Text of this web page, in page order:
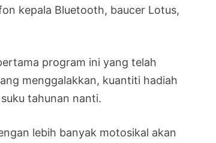
kepala Bluetooth, baucer Lotus,
program ini yang telah
menggalakkan, kuantiti hadiah
tahunan nanti.
lebih banyak motosikal akan